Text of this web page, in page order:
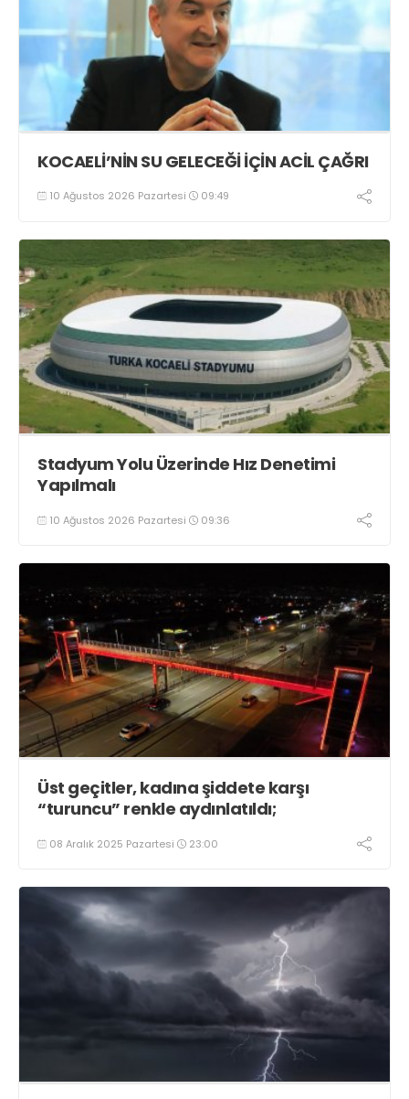
KOCAELİ’NİN SU GELECEĞİ İÇİN ACİL ÇAĞRI
10 Ağustos 2026 Pazartesi 09:49
Stadyum Yolu Üzerinde Hız Denetimi
Yapılmalı
10 Ağustos 2026 Pazartesi 09:36
Üst geçitler, kadına şiddete karşı
“turuncu” renkle aydınlatıldı;
08 Aralık 2025 Pazartesi 23:00